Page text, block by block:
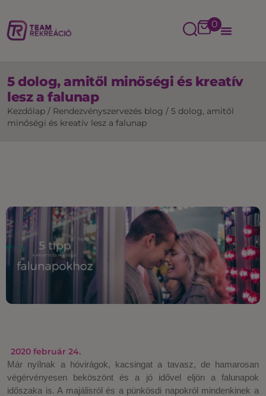
0
5 dolog, amitől minőségi és kreatív
lesz a falunap
Kezdőlap / Rendezvényszervezés blog / 5 dolog, amitől
minőségi és kreatív lesz a falunap
2020 február 24.
Már nyílnak a hóvirágok, kacsingat a tavasz, de hamarosan
végérvényesen beköszönt és a jó idővel eljön a falunapok
időszaka is. A majálisról és a pünkösdi napokról mindenkinek a